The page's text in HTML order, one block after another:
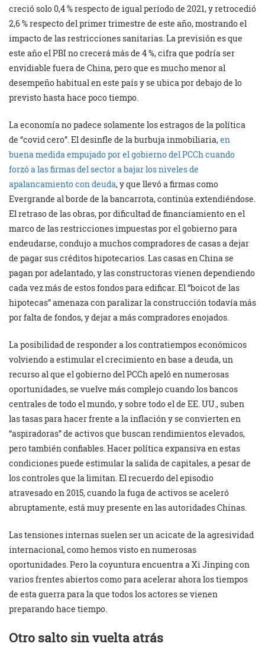
creció solo 0,4 % respecto de igual período de 2021, y retrocedió
2,6 % respecto del primer trimestre de este año, mostrando el
impacto de las restricciones sanitarias. La previsión es que
este año el PBI no crecerá más de 4 %, cifra que podría ser
envidiable fuera de China, pero que es mucho menor al
desempeño habitual en este país y se ubica por debajo de lo
previsto hasta hace poco tiempo.
La economía no padece solamente los estragos de la política
de “covid cero”. El desinfle de la burbuja inmobiliaria,en
buena medida empujado por el gobierno del PCCh cuando
forzó a las firmas del sector a bajar los niveles de
apalancamiento con deuda, y que llevó a firmas como
Evergrande al borde de la bancarrota, continúa extendiéndose.
El retraso de las obras, por dificultad de financiamiento en el
marco de las restricciones impuestas por el gobierno para
endeudarse, condujo a muchos compradores de casas a dejar
de pagar sus créditos hipotecarios. Las casas en China se
pagan por adelantado, y las constructoras vienen dependiendo
cada vez más de estos fondos para edificar. El “boicot de las
hipotecas” amenaza con paralizar la construcción todavía más
por falta de fondos, y dejar a más compradores enojados.
La posibilidad de responder a los contratiempos económicos
volviendo a estimular el crecimiento en base a deuda, un
recurso al que el gobierno del PCCh apeló en numerosas
oportunidades, se vuelve más complejo cuando los bancos
centrales de todo el mundo, y sobre todo el de EE. UU., suben
las tasas para hacer frente a la inflación y se convierten en
“aspiradoras” de activos que buscan rendimientos elevados,
pero también confiables. Hacer política expansiva en estas
condiciones puede estimular la salida de capitales, a pesar de
los controles que la limitan. El recuerdo del episodio
atravesado en 2015, cuando la fuga de activos se aceleró
abruptamente, está muy presente en las autoridades Chinas.
Las tensiones internas suelen ser un acicate de la agresividad
internacional, como hemos visto en numerosas
oportunidades. Pero la coyuntura encuentra a Xi Jinping con
varios frentes abiertos como para acelerar ahora los tiempos
de esta guerra para la que todos los actores se vienen
preparando hace tiempo.
Otro salto sin vuelta atrás